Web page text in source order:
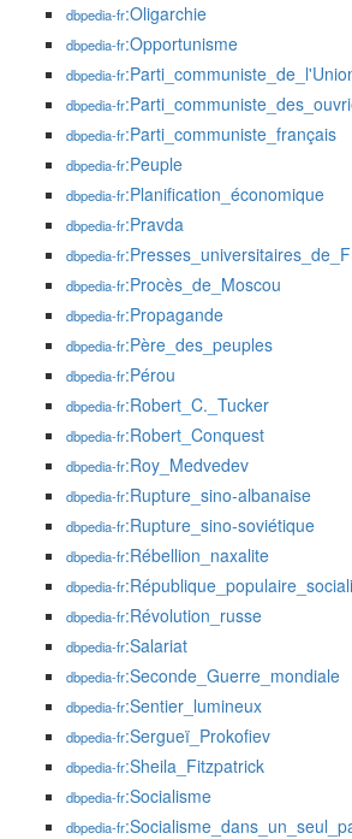
dbpedia-fr:Oligarchie
dbpedia-fr:Opportunisme
dbpedia-fr
dbpedia-fr
dbpedia-fr:Parti_communiste_français
dbpedia-fr:Peuple
dbpedia-fr:Planification_économique
dbpedia-fr:Pravda
dbpedia-fr
dbpedia-fr:Procès_de_Moscou
dbpedia-fr:Propagande
dbpedia-fr:Père_des_peuples
dbpedia-fr:Pérou
dbpedia-fr:Robert_C._Tucker
dbpedia-fr:Robert_Conquest
dbpedia-fr:Roy_Medvedev
dbpedia-fr:Rupture_sino-albanaise
dbpedia-fr:Rupture_sino-soviétique
dbpedia-fr:Rébellion_naxalite
dbpedia-fr
dbpedia-fr:Révolution_russe
dbpedia-fr:Salariat
dbpedia-fr:Seconde_Guerre_mondiale
dbpedia-fr:Sentier_lumineux
dbpedia-fr:Sergueï_Prokofiev
dbpedia-fr:Sheila_Fitzpatrick
dbpedia-fr:Socialisme
dbpedia-fr